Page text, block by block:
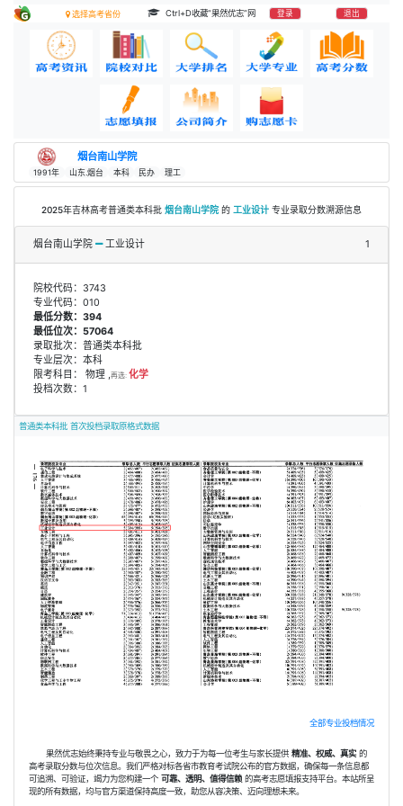
选择高考省份 Ctrl+D收藏“果然优志”网 登录 退出
烟台南山学院
1991年 山东.烟台 本科 民办 理工
2025年吉林高考普通类本科批 烟台南山学院 的 工业设计 专业录取分数溯源信息
烟台南山学院 工业设计 1
院校代码：3743
专业代码：010
最低分数：394
最低位次：57064
录取批次：普通类本科批
专业层次：本科
限考科目： 物理 ,再选: 化学
投档次数：1
普通类本科批 首次投档录取原格式数据
全部专业投档情况
果然优志始终秉持专业与敬畏之心，致力于为每一位考生与家长提供 精准、权威、真实的
高考录取分数与位次信息。我们严格对标各省市教育考试院公布的官方数据，确保每一条信息都
可追溯、可验证，竭力为您构建一个 可靠、透明、值得信赖 的高考志愿填报支持平台。本站所呈
现的所有数据，均与官方渠道保持高度一致，助您从容决策、迈向理想未来。